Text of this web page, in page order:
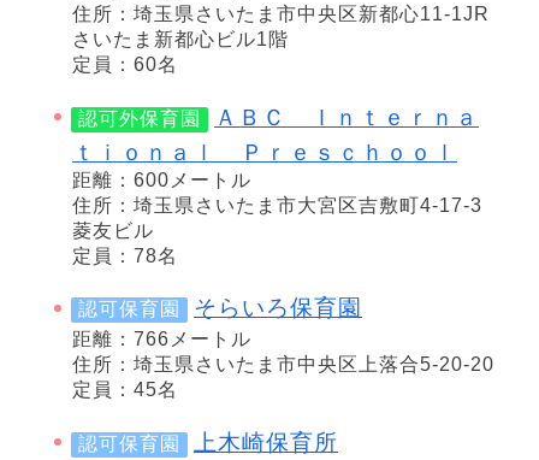
住所：埼玉県さいたま市中央区新都心11-1JR
さいたま新都心ビル1階
定員：60名
認可外保育園
ＡＢＣ Ｉｎｔｅｒｎａ
ｔｉｏｎａｌ Ｐｒｅｓｃｈｏｏｌ
距離：600メートル
住所：埼玉県さいたま市大宮区吉敷町4-17-3
菱友ビル
定員：78名
認可保育園 そらいろ保育園
距離：766メートル
住所：埼玉県さいたま市中央区上落合5-20-20
定員：45名
認可保育園 上木崎保育所